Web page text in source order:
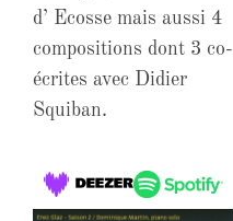
d’ Ecosse mais aussi 4
compositions dont 3 co-
écrites avec Didier
Squiban.